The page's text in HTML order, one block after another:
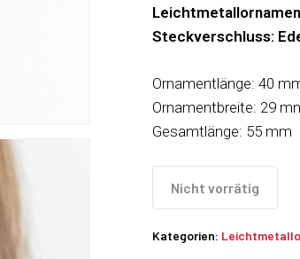
Steckverschluss:
Ornamentlänge: 40
Ornamentbreite: 29
Gesamtlänge: 55 mm
Nicht vorrätig
Kategorien: